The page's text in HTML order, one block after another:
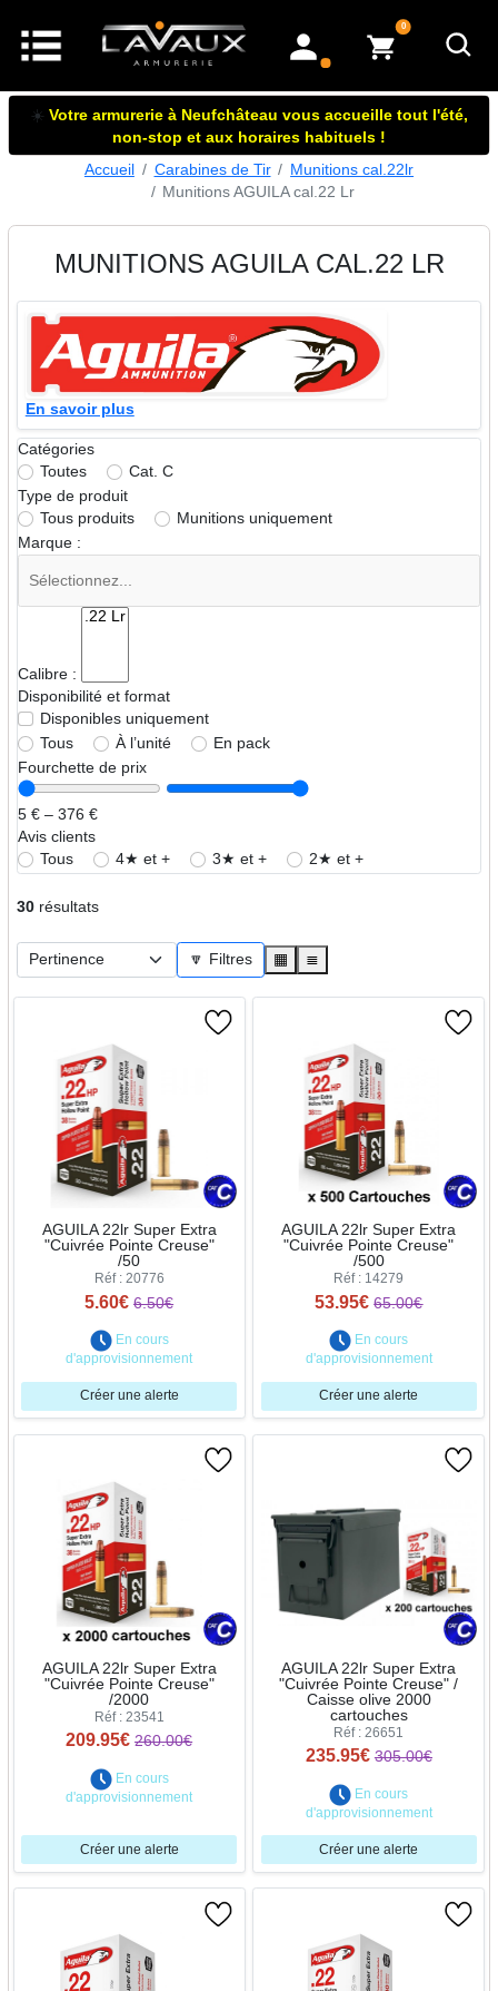
mon compte
0articles dans le panier
☀️ Votre armurerie à Neufchâteau vous accueille tout l'été,
non-stop et aux horaires habituels !
Accueil
Carabines de Tir
Munitions cal.22lr
Munitions AGUILA cal.22 Lr
MUNITIONS AGUILA CAL.22 LR
En savoir plus
Catégories
Toutes
Cat. C
Type de produit
Tous produits
Munitions uniquement
Marque :
Calibre :
Disponibilité et format
Disponibles uniquement
Tous
À l’unité
En pack
Fourchette de prix
5 € – 376 €
Avis clients
Tous
4★ et + 3★ et + 2★ et +
30résultats
🔽 Filtres ▦ ≣
AGUILA 22lr Super Extra
"Cuivrée Pointe Creuse"
/50
Réf : 20776
5.60€ 6.50€
En cours
d'approvisionnement
Créer une alerte
AGUILA 22lr Super Extra
"Cuivrée Pointe Creuse"
/500
Réf : 14279
53.95€ 65.00€
En cours
d'approvisionnement
Créer une alerte
AGUILA 22lr Super Extra
"Cuivrée Pointe Creuse"
/2000
Réf : 23541
209.95€ 260.00€
En cours
d'approvisionnement
Créer une alerte
AGUILA 22lr Super Extra
"Cuivrée Pointe Creuse" /
Caisse olive 2000
cartouches
Réf : 26651
235.95€ 305.00€
En cours
d'approvisionnement
Créer une alerte